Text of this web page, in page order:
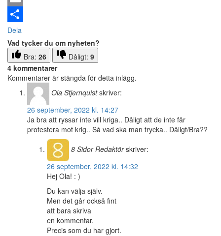
Email
Dela
Vad tycker du om nyheten?
Bra: 26 Dåligt: 9
4 kommentarer
Kommentarer är stängda för detta inlägg.
Ola Stjernquist skriver:
26 september, 2022 kl. 14:27
Ja bra att ryssar inte vill kriga.. Dåligt att de inte får
protestera mot krig.. Så vad ska man trycka.. Dåligt/Bra??
8 SidorRedaktör skriver:
26 september, 2022 kl. 14:32
Hej Ola! : )
Du kan välja själv.
Men det går också fint
att bara skriva
en kommentar.
Precis som du har gjort.